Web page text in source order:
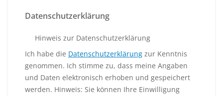
Datenschutzerklärung
Hinweis zur Datenschutzerklärung
Ich habe die Datenschutzerklärung zur Kenntnis
genommen. Ich stimme zu, dass meine Angaben
und Daten elektronisch erhoben und gespeichert
werden. Hinweis: Sie können Ihre Einwilligung